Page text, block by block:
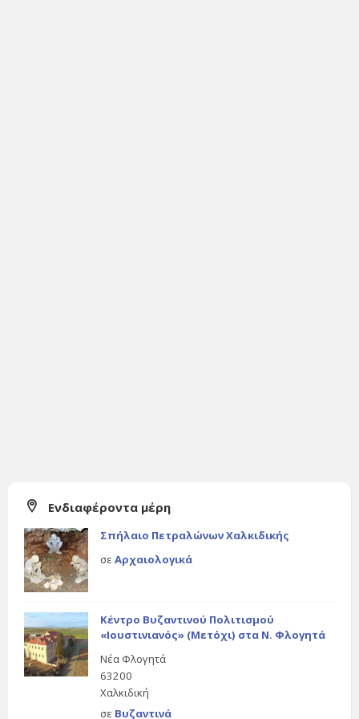
Ενδιαφέροντα μέρη
Σπήλαιο Πετραλώνων Χαλκιδικής
σε Αρχαιολογικά
Κέντρο Βυζαντινού Πολιτισμού
«Ιουστινιανός» (Μετόχι) στα Ν. Φλογητά
Νέα Φλογητά
63200
Χαλκιδική
σε Βυζαντινά